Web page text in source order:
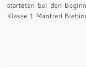
starteten bei den
Klasse 1 Manfred